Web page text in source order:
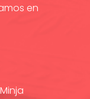
en